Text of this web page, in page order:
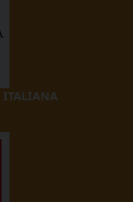
ITALIANA